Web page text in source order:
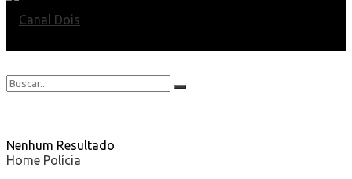
Nenhum Resultado
Home Polícia